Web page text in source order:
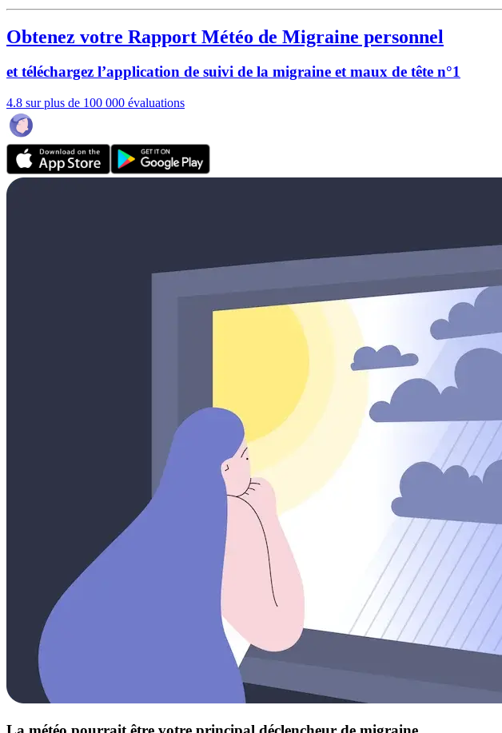
Obtenez votre Rapport Météo de Migraine personnel
et téléchargez l’application de suivi de la migraine et maux de tête n°1
4.8 sur plus de 100 000 évaluations